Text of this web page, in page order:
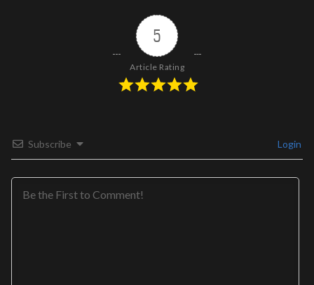
5
Article Rating
Subscribe Login